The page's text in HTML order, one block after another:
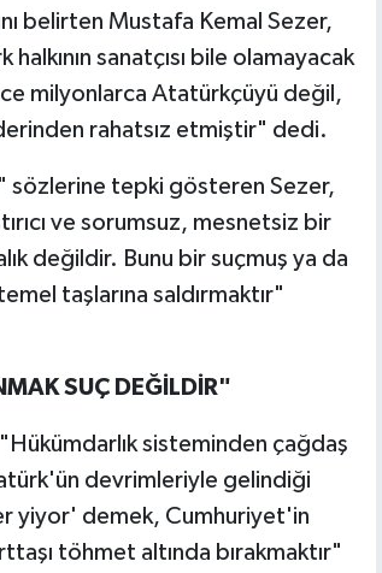
belirten Mustafa Kemal Sezer,
sanatçısı bile olamayacak
milyonlarca Atatürkçüyü değil,
rahatsız etmiştir" dedi.
sözlerine tepki gösteren Sezer,
ve sorumsuz, mesnetsiz bir
değildir. Bunu bir suçmuş ya da
taşlarına saldırmaktır"
SUÇ DEĞİLDİR"
sisteminden çağdaş
devrimleriyle gelindiği
yiyor' demek, Cumhuriyet'in
töhmet altında bırakmaktır"